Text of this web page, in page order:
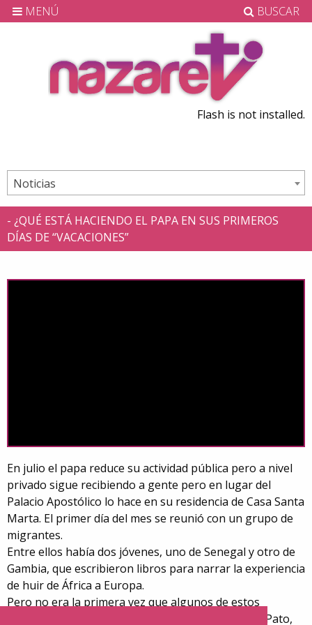
MENÚ BUSCAR
Flash is not installed.
Noticias
- ¿QUÉ ESTÁ HACIENDO EL PAPA EN SUS PRIMEROS
DÍAS DE “VACACIONES”
En julio el papa reduce su actividad pública pero a nivel
privado sigue recibiendo a gente pero en lugar del
Palacio Apostólico lo hace en su residencia de Casa Santa
Marta. El primer día del mes se reunió con un grupo de
migrantes.
Entre ellos había dos jóvenes, uno de Senegal y otro de
Gambia, que escribieron libros para narrar la experiencia
de huir de África a Europa.
Pero no era la primera vez que algunos de estos
migrantes se reunían con el papa. El año pasado, Pato,